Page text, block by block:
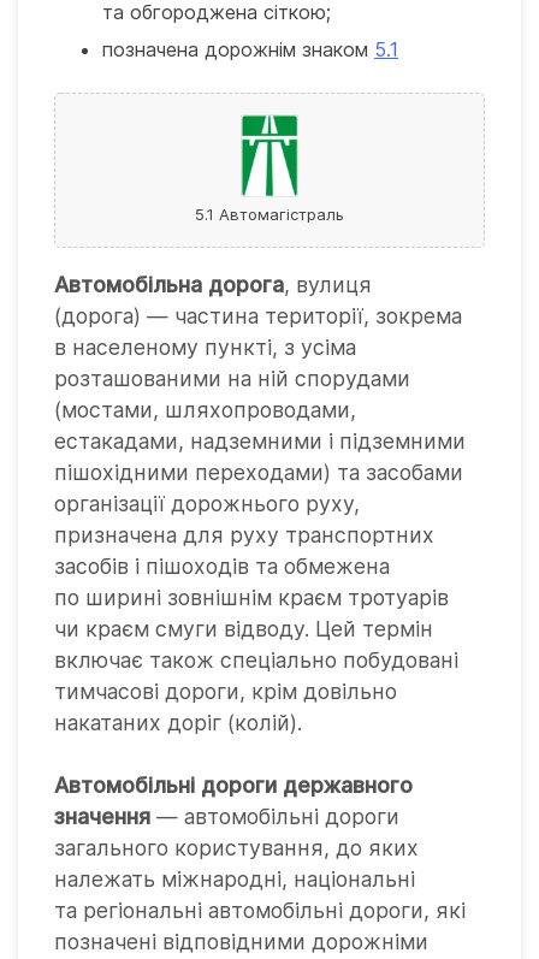
та обгороджена сіткою;
позначена дорожнім знаком 5.1
5.1 Автомагістраль
Автомобільна дорога, вулиця
(дорога) — частина території, зокрема
в населеному пункті, з усіма
розташованими на ній спорудами
(мостами, шляхопроводами,
естакадами, надземними і підземними
пішохідними переходами) та засобами
організації дорожнього руху,
призначена для руху транспортних
засобів і пішоходів та обмежена
по ширині зовнішнім краєм тротуарів
чи краєм смуги відводу. Цей термін
включає також спеціально побудовані
тимчасові дороги, крім довільно
накатаних доріг (колій).
Автомобільні дороги державного
значення — автомобільні дороги
загального користування, до яких
належать міжнародні, національні
та регіональні автомобільні дороги, які
позначені відповідними дорожніми